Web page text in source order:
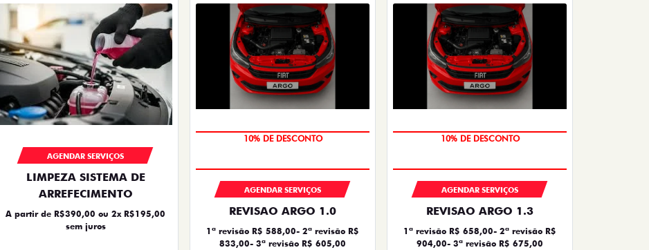
AGENDAR SERVIÇOS
LIMPEZA SISTEMA DE
ARREFECIMENTO
A partir de R$390,00 ou 2x R$195,00
sem juros
MÃO DE OBRA
AGENDAR SERVIÇOS
REVISAO ARGO 1.0
1ª revisão R$ 588,00- 2ª revisão R$
833,00- 3ª revisão R$ 605,00
MÃO DE OBRA
AGENDAR SERVIÇOS
REVISAO ARGO 1.3
1ª revisão R$ 658,00- 2ª revisão R$
904,00- 3ª revisão R$ 675,00